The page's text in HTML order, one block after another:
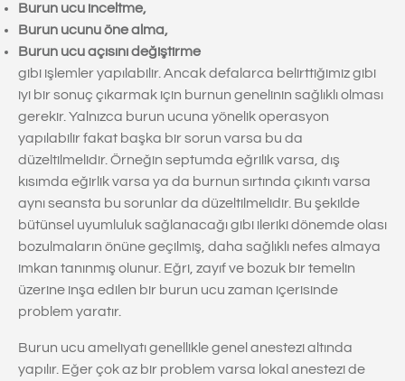
Burun ucu inceltme,
Burun ucunu öne alma,
Burun ucu açısını değiştirme
gibi işlemler yapılabilir. Ancak defalarca belirttiğimiz gibi
iyi bir sonuç çıkarmak için burnun genelinin sağlıklı olması
gerekir. Yalnızca burun ucuna yönelik operasyon
yapılabilir fakat başka bir sorun varsa bu da
düzeltilmelidir. Örneğin septumda eğrilik varsa, dış
kısımda eğirlik varsa ya da burnun sırtında çıkıntı varsa
aynı seansta bu sorunlar da düzeltilmelidir. Bu şekilde
bütünsel uyumluluk sağlanacağı gibi ileriki dönemde olası
bozulmaların önüne geçilmiş, daha sağlıklı nefes almaya
imkan tanınmış olunur. Eğri, zayıf ve bozuk bir temelin
üzerine inşa edilen bir burun ucu zaman içerisinde
problem yaratır.
Burun ucu ameliyatı genellikle genel anestezi altında
yapılır. Eğer çok az bir problem varsa lokal anestezi de